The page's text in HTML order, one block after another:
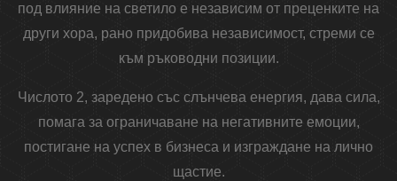
под влияние на светило е независим от преценките на
други хора, рано придобива независимост, стреми се
към ръководни позиции.
Числото 2, заредено със слънчева енергия, дава сила,
помага за ограничаване на негативните емоции,
постигане на успех в бизнеса и изграждане на лично
щастие.